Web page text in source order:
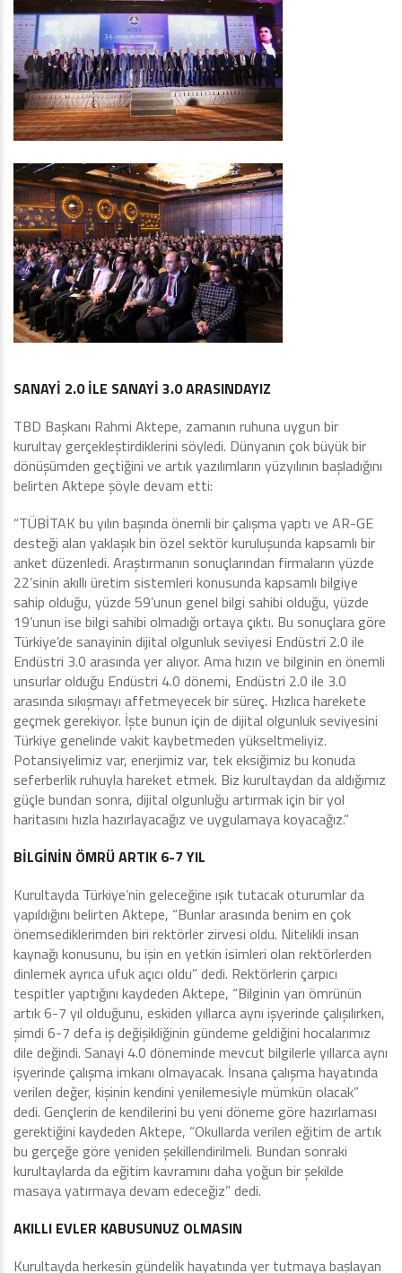
SANAYİ 2.0 İLE SANAYİ 3.0 ARASINDAYIZ
TBD Başkanı Rahmi Aktepe, zamanın ruhuna uygun bir
kurultay gerçekleştirdiklerini söyledi. Dünyanın çok büyük bir
dönüşümden geçtiğini ve artık yazılımların yüzyılının başladığını
belirten Aktepe şöyle devam etti:
“TÜBİTAK bu yılın başında önemli bir çalışma yaptı ve AR-GE
desteği alan yaklaşık bin özel sektör kuruluşunda kapsamlı bir
anket düzenledi. Araştırmanın sonuçlarından firmaların yüzde
22’sinin akıllı üretim sistemleri konusunda kapsamlı bilgiye
sahip olduğu, yüzde 59’unun genel bilgi sahibi olduğu, yüzde
19’unun ise bilgi sahibi olmadığı ortaya çıktı. Bu sonuçlara göre
Türkiye’de sanayinin dijital olgunluk seviyesi Endüstri 2.0 ile
Endüstri 3.0 arasında yer alıyor. Ama hızın ve bilginin en önemli
unsurlar olduğu Endüstri 4.0 dönemi, Endüstri 2.0 ile 3.0
arasında sıkışmayı affetmeyecek bir süreç. Hızlıca harekete
geçmek gerekiyor. İşte bunun için de dijital olgunluk seviyesini
Türkiye genelinde vakit kaybetmeden yükseltmeliyiz.
Potansiyelimiz var, enerjimiz var, tek eksiğimiz bu konuda
seferberlik ruhuyla hareket etmek. Biz kurultaydan da aldığımız
güçle bundan sonra, dijital olgunluğu artırmak için bir yol
haritasını hızla hazırlayacağız ve uygulamaya koyacağız.”
BİLGİNİN ÖMRÜ ARTIK 6-7 YIL
Kurultayda Türkiye’nin geleceğine ışık tutacak oturumlar da
yapıldığını belirten Aktepe, “Bunlar arasında benim en çok
önemsediklerimden biri rektörler zirvesi oldu. Nitelikli insan
kaynağı konusunu, bu işin en yetkin isimleri olan rektörlerden
dinlemek ayrıca ufuk açıcı oldu” dedi. Rektörlerin çarpıcı
tespitler yaptığını kaydeden Aktepe, “Bilginin yarı ömrünün
artık 6-7 yıl olduğunu, eskiden yıllarca aynı işyerinde çalışılırken,
şimdi 6-7 defa iş değişikliğinin gündeme geldiğini hocalarımız
dile değindi. Sanayi 4.0 döneminde mevcut bilgilerle yıllarca aynı
işyerinde çalışma imkanı olmayacak. İnsana çalışma hayatında
verilen değer, kişinin kendini yenilemesiyle mümkün olacak”
dedi. Gençlerin de kendilerini bu yeni döneme göre hazırlaması
gerektiğini kaydeden Aktepe, “Okullarda verilen eğitim de artık
bu gerçeğe göre yeniden şekillendirilmeli. Bundan sonraki
kurultaylarda da eğitim kavramını daha yoğun bir şekilde
masaya yatırmaya devam edeceğiz” dedi.
AKILLI EVLER KABUSUNUZ OLMASIN
Kurultayda herkesin gündelik hayatında yer tutmaya başlayan